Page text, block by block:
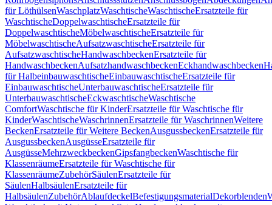
für LöthülsenWaschplatzWaschtischeWaschtischeErsatzteile für
WaschtischeDoppelwaschtischeErsatzteile für
DoppelwaschtischeMöbelwaschtischeErsatzteile für
MöbelwaschtischeAufsatzwaschtischeErsatzteile für
AufsatzwaschtischeHandwaschbeckenErsatzteile für
HandwaschbeckenAufsatzhandwaschbeckenEckhandwaschbecken
für HalbeinbauwaschtischeEinbauwaschtischeErsatzteile für
EinbauwaschtischeUnterbauwaschtischeErsatzteile für
UnterbauwaschtischeEckwaschtischeWaschtische
ComfortWaschtische für KinderErsatzteile für Waschtische für
KinderWaschtischeWaschrinnenErsatzteile für WaschrinnenWeitere
BeckenErsatzteile für Weitere BeckenAusgussbeckenErsatzteile für
AusgussbeckenAusgüsseErsatzteile für
AusgüsseMehrzweckbeckenGipsfangbeckenWaschtische für
KlassenräumeErsatzteile für Waschtische für
KlassenräumeZubehörSäulenErsatzteile für
SäulenHalbsäulenErsatzteile für
HalbsäulenZubehörAblaufdeckelBefestigungsmaterialDekorblenden